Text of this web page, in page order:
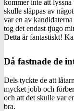
kommer inte att
skulle släppas av
var en av
tog det endast tjugo
Detta är fantastiskt!
Då fastnade de
Dels tyckte de att
mycket jobb och
och att det skulle var
bra.